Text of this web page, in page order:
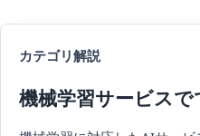
カテゴリ解説
機械学習サービスで